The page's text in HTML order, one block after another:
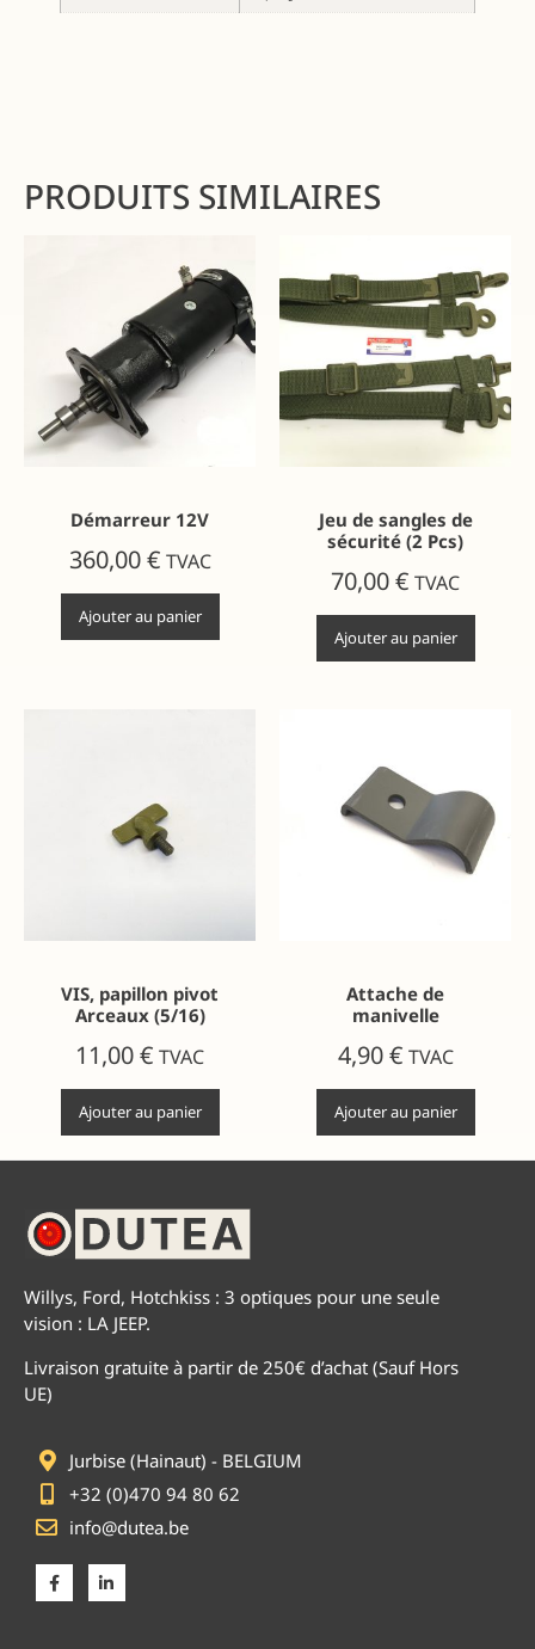
PRODUITS SIMILAIRES
Démarreur 12V
360,00€ TVAC
Ajouter au panier
Jeu de sangles de
sécurité (2 Pcs)
70,00€ TVAC
Ajouter au panier
VIS, papillon pivot
Arceaux (5/16)
11,00€ TVAC
Ajouter au panier
Attache de
manivelle
4,90€ TVAC
Ajouter au panier
Willys, Ford, Hotchkiss : 3 optiques pour une seule
vision : LA JEEP.
Livraison gratuite à partir de 250€ d’achat (Sauf Hors
UE)
Jurbise (Hainaut) - BELGIUM
+32 (0)470 94 80 62
info@dutea.be